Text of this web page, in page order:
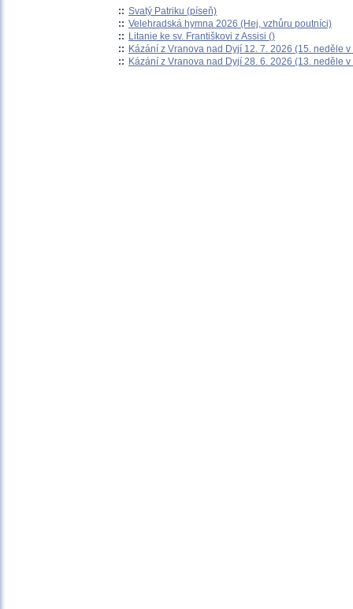
:: Svatý Patriku (píseň)
:: Velehradská hymna 2026 (Hej, vzhůru poutníci)
:: Litanie ke sv. Františkovi z Assisi ()
:: Kázání z Vranova nad Dyjí 12. 7. 2026 (15. neděle
:: Kázání z Vranova nad Dyjí 28. 6. 2026 (13. neděle